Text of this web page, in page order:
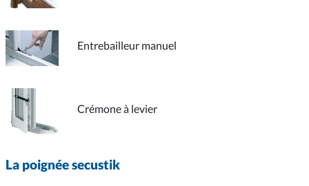
Entrebailleur manuel
Crémone à levier
La poignée secustik